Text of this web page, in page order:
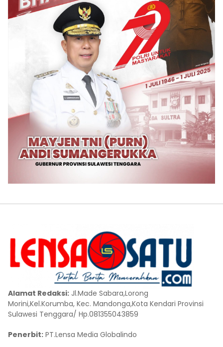
Alamat Redaksi: Jl.Made Sabara,Lorong
Morini,Kel.Korumba, Kec. Mandonga,Kota Kendari Provinsi
Sulawesi Tenggara/ Hp.081355043859
Penerbit: PT.Lensa Media Globalindo